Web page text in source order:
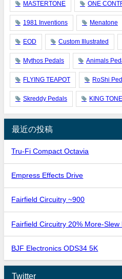
MASTERTONE ONE
1981 Inventions Menatone
EOD Custom Illustrated
Mythos Pedals Animals
FLYING TEAPOT RoShi
Skreddy Pedals KING
最近の投稿
Tru-Fi Compact Octavia
Empress Effects Drive
Fairfield Circuitry ~900
Fairfield Circuitry 20% More-Slew
BJF Electronics ODS34 5K
Twitter